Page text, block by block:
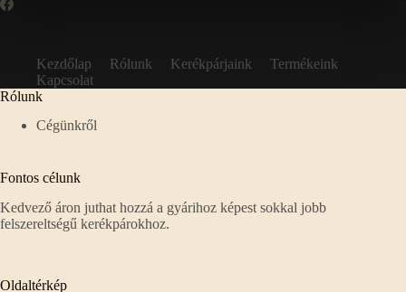
Kezdőlap Rólunk Kerékpárjaink
Termékeink
Kapcsolat
Rólunk
Cégünkről
Fontos célunk
Kedvező áron juthat hozzá a gyárihoz képest sokkal jobb
felszereltségű kerékpárokhoz.
Oldaltérkép